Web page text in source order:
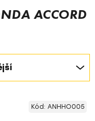
ACCORD
Kód: ANHHO005